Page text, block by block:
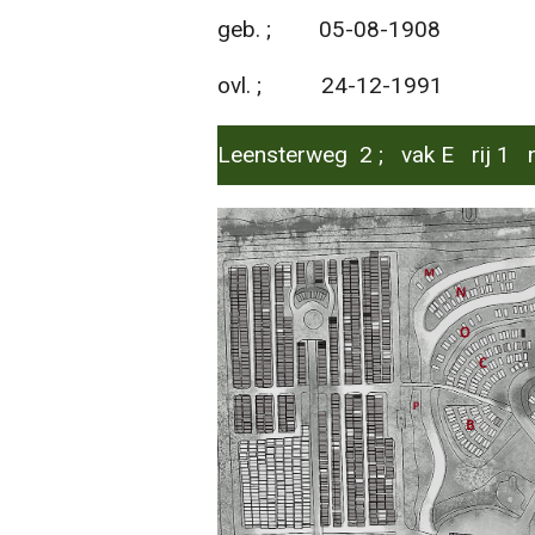
geb. ; 05-08-1908
ovl. ; 24-12-1991
Leensterweg 2 ; vak E rij 1